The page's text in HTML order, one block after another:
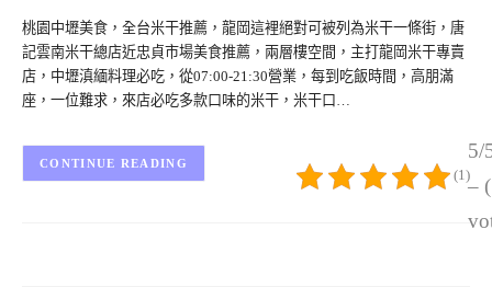
桃園中壢美食，全台米干推薦，龍岡這裡絕對可被列為米干一條街，唐
記雲南米干總店近忠貞市場美食推薦，兩層樓空間，主打龍岡米干專賣
店，中壢滇緬料理必吃，從07:00-21:30營業，每到吃飯時間，高朋滿
座，一位難求，來店必吃多款口味的米干，米干口…
5/
–
(1)
CONTINUE READING